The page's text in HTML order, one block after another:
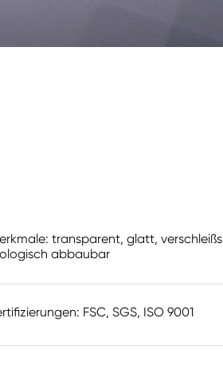
transparent, glatt,
abbaubar
FSC, SGS, ISO 9001